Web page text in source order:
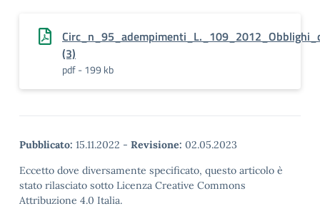
(3)
pdf - 199 kb
Pubblicato: 15.11.2022 - Revisione: 02.05.2023
Eccetto dove diversamente specificato, questo articolo è
stato rilasciato sotto Licenza Creative Commons
Attribuzione 4.0 Italia.